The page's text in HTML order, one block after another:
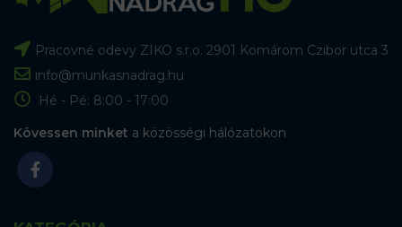
Pracovné odevy ZIKO s.r.o. 2901 Komárom Czibor utca 3
info@munkasnadrag.hu
Hé - Pé: 8:00 - 17:00
Kövessen minket a közösségi hálózatokon